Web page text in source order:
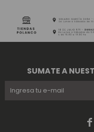

SUMATE A